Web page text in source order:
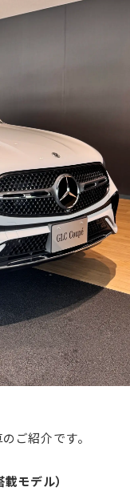
ご紹介です。
モデル）